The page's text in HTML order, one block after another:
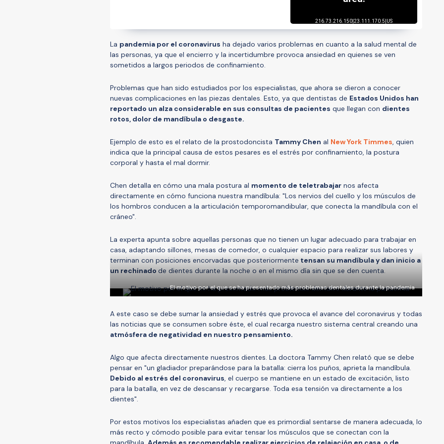
La pandemia por el coronavirus ha dejado varios problemas en cuanto a la salud mental de
las personas, ya que el encierro y la incertidumbre provoca ansiedad en quienes se ven
sometidos a largos periodos de confinamiento.
Problemas que han sido estudiados por los especialistas, que ahora se dieron a conocer
nuevas complicaciones en las piezas dentales. Esto, ya que dentistas de Estados Unidos han
reportado un alza considerable en sus consultas de pacientes que llegan con dientes
rotos, dolor de mandíbula o desgaste.
Ejemplo de esto es el relato de la prostodoncista Tammy Chen al New York Timmes, quien
indica que la principal causa de estos pesares es el estrés por confinamiento, la postura
corporal y hasta el mal dormir.
Chen detalla en cómo una mala postura al momento de teletrabajar nos afecta
directamente en cómo funciona nuestra mandíbula: "Los nervios del cuello y los músculos de
los hombros conducen a la articulación temporomandibular, que conecta la mandíbula con el
cráneo".
La experta apunta sobre aquellas personas que no tienen un lugar adecuado para trabajar en
casa, adaptando sillones, mesas de comedor, o cualquier espacio para realizar sus labores y
terminan con posiciones encorvadas que posteriormente tensan su mandíbula y dan inicio a
un rechinado de dientes durante la noche o en el mismo día sin que se den cuenta.
El motivo por el que se ha presentado más problemas dentales durante la pandemia
A este caso se debe sumar la ansiedad y estrés que provoca el avance del coronavirus y todas
las noticias que se consumen sobre éste, el cual recarga nuestro sistema central creando una
atmósfera de negatividad en nuestro pensamiento.
Algo que afecta directamente nuestros dientes. La doctora Tammy Chen relató que se debe
pensar en "un gladiador preparándose para la batalla: cierra los puños, aprieta la mandíbula.
Debido al estrés del coronavirus, el cuerpo se mantiene en un estado de excitación, listo
para la batalla, en vez de descansar y recargarse. Toda esa tensión va directamente a los
dientes".
Por estos motivos los especialistas añaden que es primordial sentarse de manera adecuada, lo
más recto y cómodo posible para evitar tensar los músculos que se conectan con la